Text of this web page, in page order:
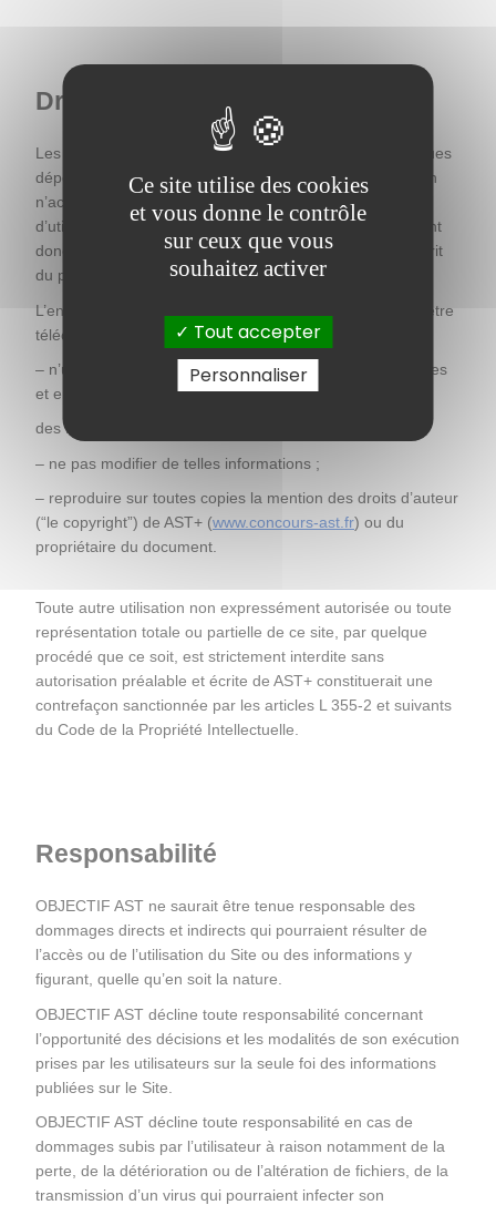
Droits d’auteur / Copyright
Les marques et logos figurant sur ce site sont des marques
déposées par leurs propriétaires respectifs. Leur mention
n’accorde en aucune manière une licence ou un droit
d’utilisation quelconque desdites marques, qui ne peuvent
donc être utilisées sans le consentement préalable et écrit
du propriétaire de la marque sous peine de contrefaçon.
L’ensemble des informations présentes sur ce site peut être
téléchargé, reproduit, imprimé sous réserve de :
– n’utiliser de telles informations qu’à des fins personnelles
et en aucune manière à
des fins commerciales ;
– ne pas modifier de telles informations ;
– reproduire sur toutes copies la mention des droits d’auteur
(“le copyright”) de AST+ (www.concours-ast.fr) ou du
propriétaire du document.
Toute autre utilisation non expressément autorisée ou toute
représentation totale ou partielle de ce site, par quelque
procédé que ce soit, est strictement interdite sans
autorisation préalable et écrite de AST+ constituerait une
contrefaçon sanctionnée par les articles L 355-2 et suivants
du Code de la Propriété Intellectuelle.
Responsabilité
OBJECTIF AST ne saurait être tenue responsable des
dommages directs et indirects qui pourraient résulter de
l’accès ou de l’utilisation du Site ou des informations y
figurant, quelle qu’en soit la nature.
OBJECTIF AST décline toute responsabilité concernant
l’opportunité des décisions et les modalités de son exécution
prises par les utilisateurs sur la seule foi des informations
publiées sur le Site.
OBJECTIF AST décline toute responsabilité en cas de
dommages subis par l’utilisateur à raison notamment de la
perte, de la détérioration ou de l’altération de fichiers, de la
transmission d’un virus qui pourraient infecter son
Ce site utilise des cookies
et vous donne le contrôle
sur ceux que vous
souhaitez activer
Tout accepter
Personnaliser